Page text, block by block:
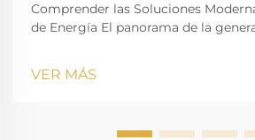
Comprender las Soluciones
de Energía El panorama de la
drásticamente en los últimos años.
crece nuestra dependencia de
VER MÁS